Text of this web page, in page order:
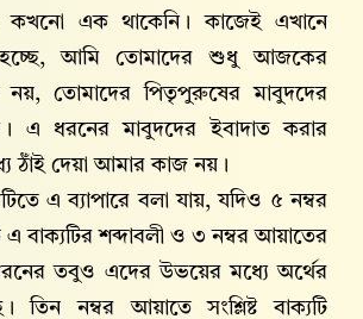
কখনো এক থাকেনি। কাজেই এখানে
আমি তোমাদের শুধু আজকের
নয়, তোমাদের পিতৃপুরুষের মাবুদদের
এ ধরনের মাবুদদের ইবাদাত করার
ঠাঁই দেয়া আমার কাজ নয়।
এ ব্যাপারে বলা যায়, যদিও ৫ নম্বর
বাক্যটির শব্দাবলী ও ৩ নম্বর আয়াতের
তবুও এদের উভয়ের মধ্যে অর্থের
তিন নম্বর আয়াতে সংশ্লিষ্ট বাক্যটি